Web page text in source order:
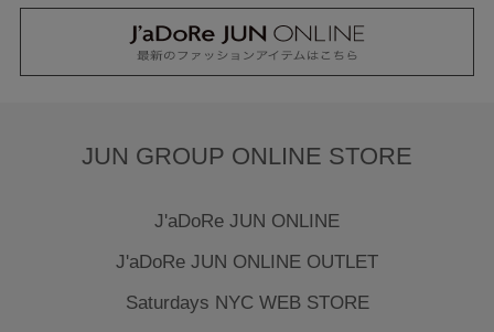
JUN GROUP ONLINE STORE
J'aDoRe JUN ONLINE
J'aDoRe JUN ONLINE OUTLET
Saturdays NYC WEB STORE